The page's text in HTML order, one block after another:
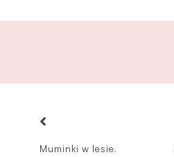
Muminki w lesie.